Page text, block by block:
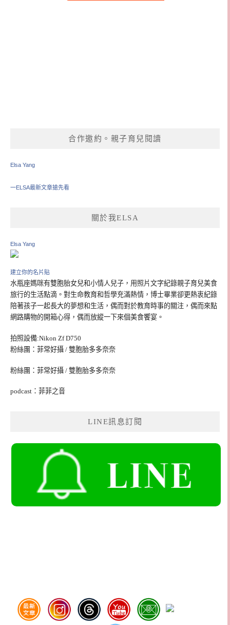
合作邀約。親子育兒閱讀
Elsa Yang
一ELSA最新文章搶先看
關於我ELSA
Elsa Yang
建立你的名片貼
水瓶座媽咪有雙胞胎女兒和小情人兒子，用照片文字紀錄親子育兒美食
旅行的生活點滴。對生命教育和哲學充滿熱情，博士畢業卻更熱衷紀錄
陪著孩子一起長大的夢想和生活，偶而對於教育時事的關注，偶而來點
網路購物的開箱心得，偶而放縱一下來個美食饗宴。
拍照設備:Nikon Zf D750
粉絲團：菲常好攝 / 雙胞胎多多奈奈
粉絲團：菲常好攝 / 雙胞胎多多奈奈
podcast：菲菲之音
LINE訊息訂閱